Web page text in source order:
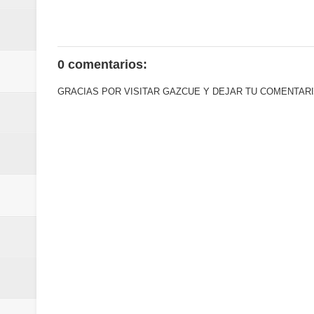
Banreservas recibe
0 comentarios:
GRACIAS POR VISITAR GAZCUE Y DEJAR TU